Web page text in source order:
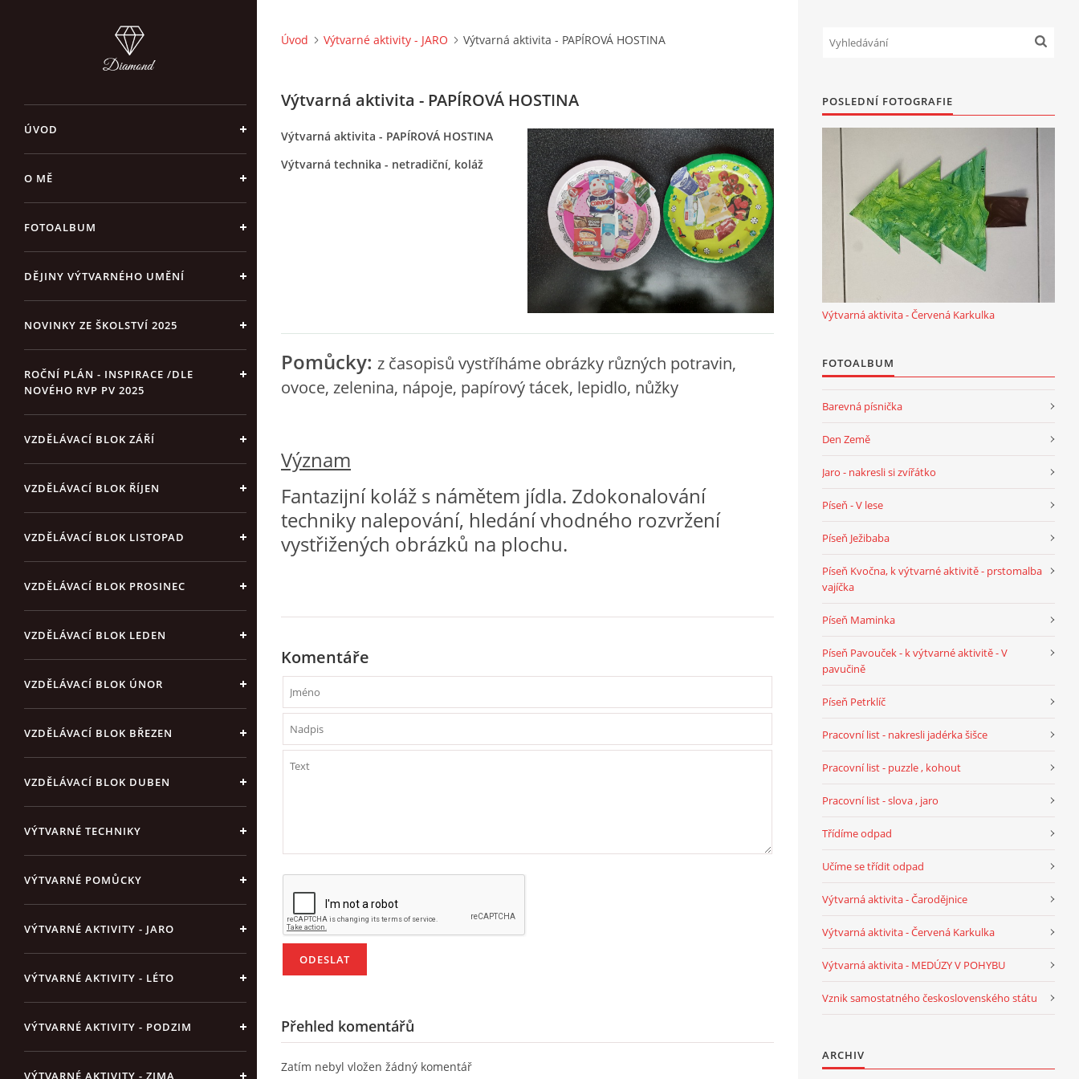
ÚVOD
O MĚ
FOTOALBUM
DĚJINY VÝTVARNÉHO UMĚNÍ
NOVINKY ZE ŠKOLSTVÍ 2025
ROČNÍ PLÁN - INSPIRACE /DLE
NOVÉHO RVP PV 2025
VZDĚLÁVACÍ BLOK ZÁŘÍ
VZDĚLÁVACÍ BLOK ŘÍJEN
VZDĚLÁVACÍ BLOK LISTOPAD
VZDĚLÁVACÍ BLOK PROSINEC
VZDĚLÁVACÍ BLOK LEDEN
VZDĚLÁVACÍ BLOK ÚNOR
VZDĚLÁVACÍ BLOK BŘEZEN
VZDĚLÁVACÍ BLOK DUBEN
VÝTVARNÉ TECHNIKY
VÝTVARNÉ POMŮCKY
VÝTVARNÉ AKTIVITY - JARO
VÝTVARNÉ AKTIVITY - LÉTO
VÝTVARNÉ AKTIVITY - PODZIM
VÝTVARNÉ AKTIVITY - ZIMA
Úvod Výtvarné aktivity - JARO Výtvarná aktivita - PAPÍROVÁ HOSTINA
Výtvarná aktivita - PAPÍROVÁ HOSTINA
Výtvarná aktivita - PAPÍROVÁ HOSTINA
Výtvarná technika - netradiční, koláž
Pomůcky: z časopisů vystříháme obrázky různých potravin,
ovoce, zelenina, nápoje, papírový tácek, lepidlo, nůžky
Význam
Fantazijní koláž s námětem jídla. Zdokonalování
techniky nalepování, hledání vhodného rozvržení
vystřižených obrázků na plochu.
Komentáře
Přehled komentářů
Zatím nebyl vložen žádný komentář
POSLEDNÍ FOTOGRAFIE
Výtvarná aktivita - Červená Karkulka
FOTOALBUM
Barevná písnička
Den Země
Jaro - nakresli si zvířátko
Píseň - V lese
Píseň Ježibaba
Píseň Kvočna, k výtvarné aktivitě - prstomalba
vajíčka
Píseň Maminka
Píseň Pavouček - k výtvarné aktivitě - V
pavučině
Píseň Petrklíč
Pracovní list - nakresli jadérka šišce
Pracovní list - puzzle , kohout
Pracovní list - slova , jaro
Třídíme odpad
Učíme se třídit odpad
Výtvarná aktivita - Čarodějnice
Výtvarná aktivita - Červená Karkulka
Výtvarná aktivita - MEDÚZY V POHYBU
Vznik samostatného československého státu
ARCHIV